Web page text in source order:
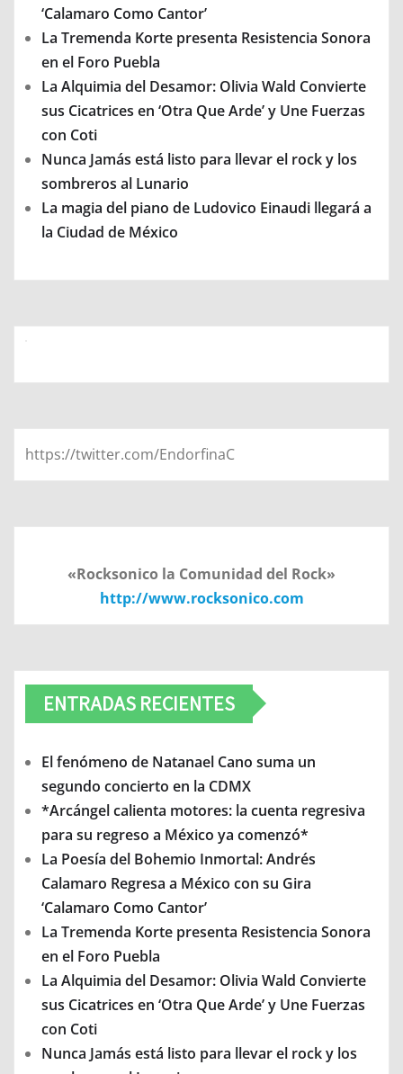
‘Calamaro Como Cantor’
La Tremenda Korte presenta Resistencia Sonora
en el Foro Puebla
La Alquimia del Desamor: Olivia Wald Convierte
sus Cicatrices en ‘Otra Que Arde’ y Une Fuerzas
con Coti
Nunca Jamás está listo para llevar el rock y los
sombreros al Lunario
La magia del piano de Ludovico Einaudi llegará a
la Ciudad de México
https://twitter.com/EndorfinaC
«Rocksonico la Comunidad del Rock»
http://www.rocksonico.com
ENTRADAS RECIENTES
El fenómeno de Natanael Cano suma un
segundo concierto en la CDMX
*Arcángel calienta motores: la cuenta regresiva
para su regreso a México ya comenzó*
La Poesía del Bohemio Inmortal: Andrés
Calamaro Regresa a México con su Gira
‘Calamaro Como Cantor’
La Tremenda Korte presenta Resistencia Sonora
en el Foro Puebla
La Alquimia del Desamor: Olivia Wald Convierte
sus Cicatrices en ‘Otra Que Arde’ y Une Fuerzas
con Coti
Nunca Jamás está listo para llevar el rock y los